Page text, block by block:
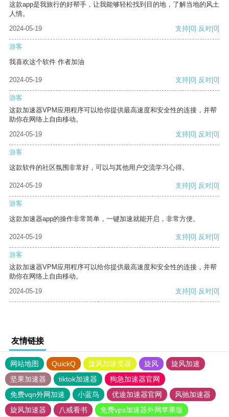
这款app是我旅行的好帮手，让我能够轻松找到目的地，了解当地的风土
人情。
2024-05-19
支持[0] 反对[0]
游客
我喜欢这个软件 作者加油
2024-05-19 支持[0] 反对[0]
游客
这款加速器VPM应用程序可以给你提供最高速度和安全性的连接，并帮
助你在网络上自由移动。
2024-05-19
支持[0] 反对[0]
游客
这款软件的社区氛围非常好，可以与其他用户交流学习心得。
2024-05-19 支持[0] 反对[0]
游客
这款加速器app的操作非常简单，一键加速就能开启，非常方便。
2024-05-19 支持[0] 反对[0]
游客
这款加速器VPM应用程序可以给你提供最高速度和安全性的连接，并帮
助你在网络上自由移动。
2024-05-19
支持[0] 反对[0]
友情链接
网站地图 QuickQ 旋风加速度器 旋风
旋风加速
坚果加速器
tiktok加速器
狗急加速器官网
免费vqn外网加速
小蓝鸟 优途加速器官网
风驰加速器
旋风加速器
八戒看书 免费vps加速器外网苹果版